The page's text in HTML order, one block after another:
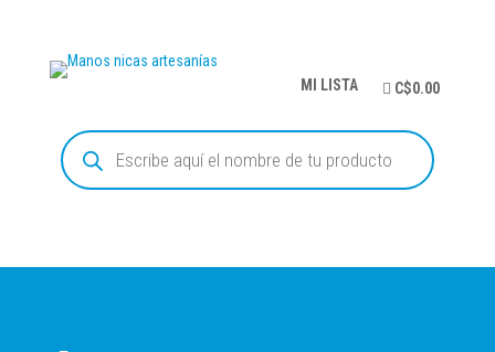
MI LISTA C$0.00
Búsqueda
de
productos